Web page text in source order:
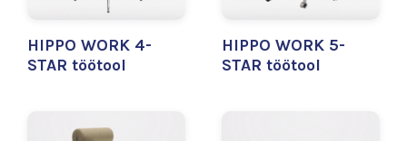
HIPPO WORK 4-
STAR töötool
HIPPO WORK 5-
STAR töötool